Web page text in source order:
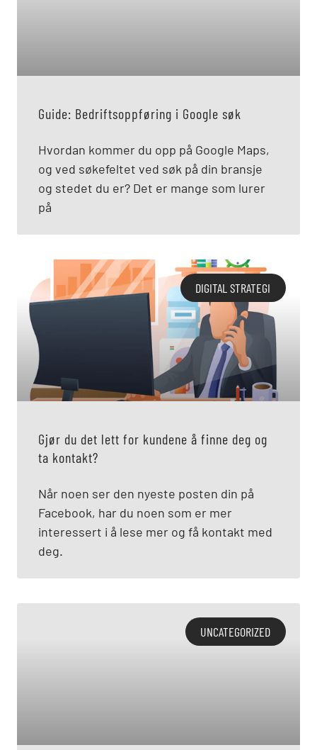
Guide: Bedriftsoppføring i Google søk
Hvordan kommer du opp på Google Maps,
og ved søkefeltet ved søk på din bransje
og stedet du er? Det er mange som lurer
på
DIGITAL STRATEGI
Gjør du det lett for kundene å finne deg og
ta kontakt?
Når noen ser den nyeste posten din på
Facebook, har du noen som er mer
interessert i å lese mer og få kontakt med
deg.
UNCATEGORIZED